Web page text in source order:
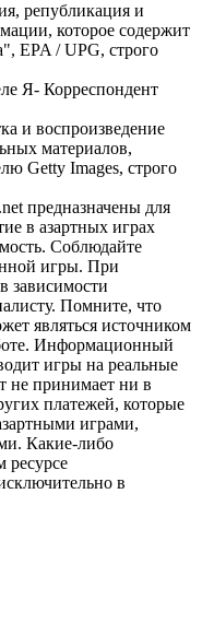
републикация и
которое содержит
EPA / UPG, строго
Я- Корреспондент
и воспроизведение
материалов,
Getty Images, строго
предназначены для
в азартных играх
Соблюдайте
игры. При
зависимости
Помните, что
являться источником
Информационный
игры на реальные
не принимает ни в
платежей, которые
играми,
Какие-либо
ресурсе
в